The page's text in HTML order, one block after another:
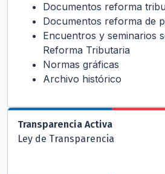
Documentos reforma
Documentos reforma de
Encuentros y seminarios
Reforma Tributaria
Normas gráficas
Archivo histórico
Transparencia Activa
Ley de Transparencia